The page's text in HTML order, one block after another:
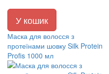
У кошик
Маска для волосся з
протеїнами шовку Silk Protein
Profis 1000 мл